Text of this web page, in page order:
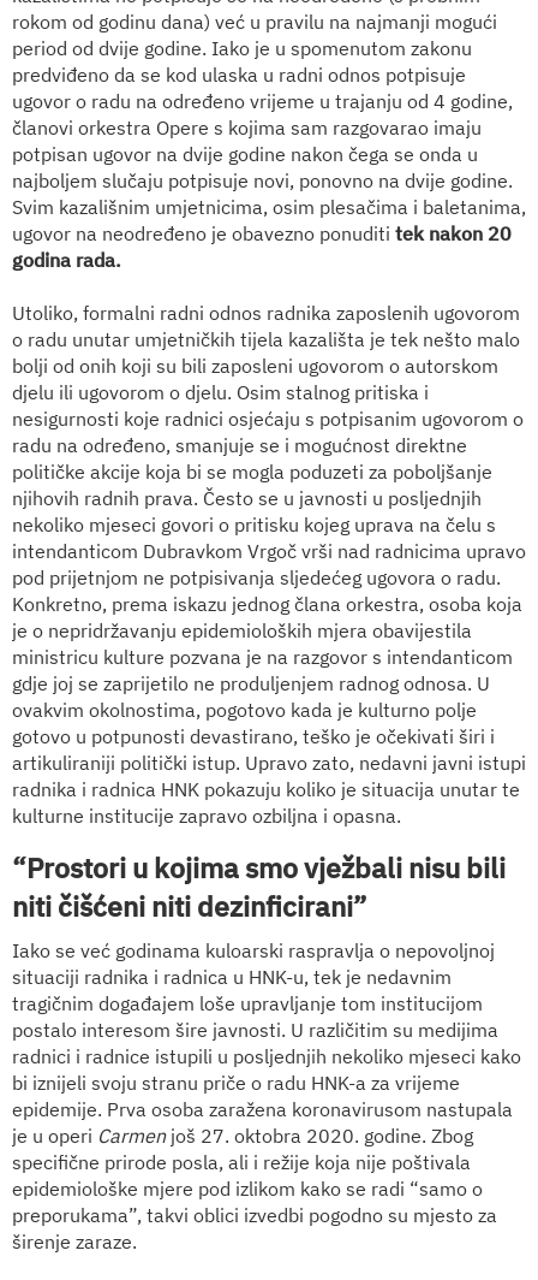
rokom od godinu dana) već u pravilu na najmanji mogući
period od dvije godine. Iako je u spomenutom zakonu
predviđeno da se kod ulaska u radni odnos potpisuje
ugovor o radu na određeno vrijeme u trajanju od 4 godine,
članovi orkestra Opere s kojima sam razgovarao imaju
potpisan ugovor na dvije godine nakon čega se onda u
najboljem slučaju potpisuje novi, ponovno na dvije godine.
Svim kazališnim umjetnicima, osim plesačima i baletanima,
ugovor na neodređeno je obavezno ponuditi tek nakon 20
godina rada.
Utoliko, formalni radni odnos radnika zaposlenih ugovorom
o radu unutar umjetničkih tijela kazališta je tek nešto malo
bolji od onih koji su bili zaposleni ugovorom o autorskom
djelu ili ugovorom o djelu. Osim stalnog pritiska i
nesigurnosti koje radnici osjećaju s potpisanim ugovorom o
radu na određeno, smanjuje se i mogućnost direktne
političke akcije koja bi se mogla poduzeti za poboljšanje
njihovih radnih prava. Često se u javnosti u posljednjih
nekoliko mjeseci govori o pritisku kojeg uprava na čelu s
intendanticom Dubravkom Vrgoč vrši nad radnicima upravo
pod prijetnjom ne potpisivanja sljedećeg ugovora o radu.
Konkretno, prema iskazu jednog člana orkestra, osoba koja
je o nepridržavanju epidemioloških mjera obavijestila
ministricu kulture pozvana je na razgovor s intendanticom
gdje joj se zaprijetilo ne produljenjem radnog odnosa. U
ovakvim okolnostima, pogotovo kada je kulturno polje
gotovo u potpunosti devastirano, teško je očekivati širi i
artikuliraniji politički istup. Upravo zato, nedavni javni istupi
radnika i radnica HNK pokazuju koliko je situacija unutar te
kulturne institucije zapravo ozbiljna i opasna.
“Prostori u kojima smo vježbali nisu bili
niti čišćeni niti dezinficirani”
Iako se već godinama kuloarski raspravlja o nepovoljnoj
situaciji radnika i radnica u HNK-u, tek je nedavnim
tragičnim događajem loše upravljanje tom institucijom
postalo interesom šire javnosti. U različitim su medijima
radnici i radnice istupili u posljednjih nekoliko mjeseci kako
bi iznijeli svoju stranu priče o radu HNK-a za vrijeme
epidemije. Prva osoba zaražena koronavirusom nastupala
je u operi Carmenjoš 27. oktobra 2020. godine. Zbog
specifične prirode posla, ali i režije koja nije poštivala
epidemiološke mjere pod izlikom kako se radi “samo o
preporukama”, takvi oblici izvedbi pogodno su mjesto za
širenje zaraze.